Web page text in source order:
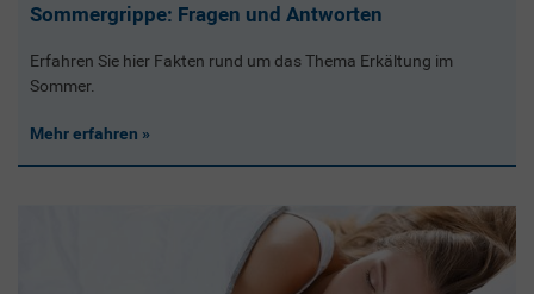
Sommergrippe: Fragen und Antworten
Erfahren Sie hier Fakten rund um das Thema Erkältung im
Sommer.
Mehr erfahren